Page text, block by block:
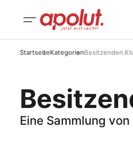
StartseiteKategorienBesitzenden
Eine Sammlung